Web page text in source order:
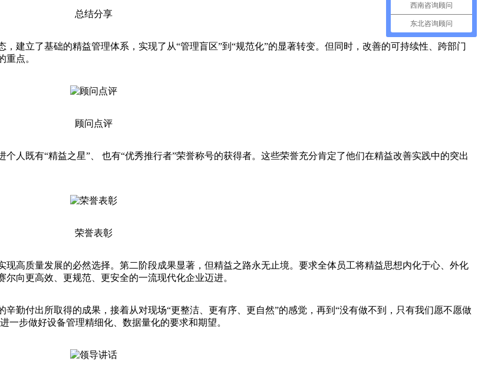
总结分享
立了基础的精益管理体系，实现了从“管理盲区”到“规范化”的显著转变。但同时，改善的可持续性、跨部门
点。
顾问点评
既有“精益之星”、 也有“优秀推行者”荣誉称号的获得者。这些荣誉充分肯定了他们在精益改善实践中的突出
荣誉表彰
质量发展的必然选择。第二阶段成果显著，但精益之路永无止境。要求全体员工将精益思想内化于心、外化
向更高效、更规范、更安全的一流现代化企业迈进。
付出所取得的成果，接着从对现场“更整洁、更有序、更自然”的感觉，再到“没有做不到，只有我们愿不愿做
一步做好设备管理精细化、数据量化的要求和期望。
西南咨询顾问
东北咨询顾问